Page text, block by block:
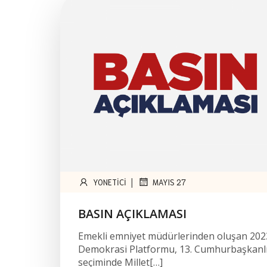
YONETICI | MAYIS 27
BASIN AÇIKLAMASI
Emekli emniyet müdürlerinden oluşan
Demokrasi Platformu, 13.
seçiminde Millet[…]